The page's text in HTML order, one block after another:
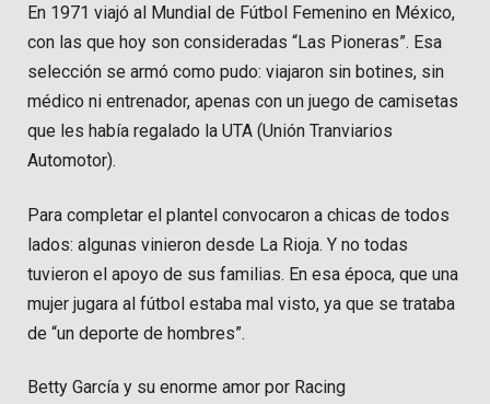
En 1971 viajó al Mundial de Fútbol Femenino en México,
con las que hoy son consideradas “Las Pioneras”. Esa
selección se armó como pudo: viajaron sin botines, sin
médico ni entrenador, apenas con un juego de camisetas
que les había regalado la UTA (Unión Tranviarios
Automotor).
Para completar el plantel convocaron a chicas de todos
lados: algunas vinieron desde La Rioja. Y no todas
tuvieron el apoyo de sus familias. En esa época, que una
mujer jugara al fútbol estaba mal visto, ya que se trataba
de “un deporte de hombres”.
Betty García y su enorme amor por Racing